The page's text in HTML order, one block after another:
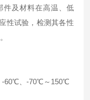
件及材料在高温、低
性试验，检测其各性
-60℃、-70℃～150℃